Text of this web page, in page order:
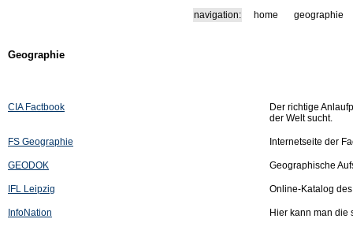
navigation: home geographie
Geographie
CIA Factbook
Der richtige
der Welt sucht.
FS Geographie Internetseite der
GEODOK Geographische
IFL Leipzig Online-Katalog
InfoNation Hier kann man die